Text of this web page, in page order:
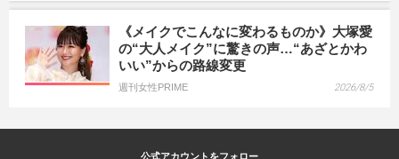
《メイクでこんなに変わるものか》大塚愛
の“大人メイク”に驚きの声…“あざとかわ
いい”からの路線変更
週刊女性PRIME 2026/8/5
公式アカウントをフォロー